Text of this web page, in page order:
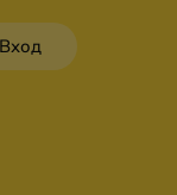
Вход